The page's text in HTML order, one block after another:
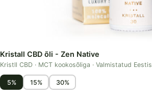
Kristall CBD õli - Zen Native
Kristll CBD · MCT kookosõliga · Valmistatud Eestis
5% 15% 30%